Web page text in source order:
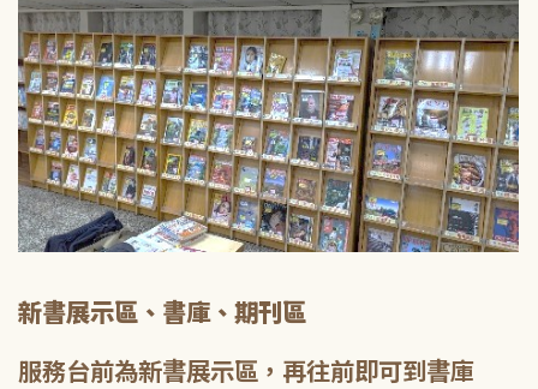
新書展示區、書庫、期刊區
服務台前為新書展示區，再往前即可到書庫